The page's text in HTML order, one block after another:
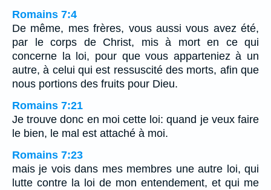
Romains 7:4
De même, mes frères, vous aussi vous avez été,
par le corps de Christ, mis à mort en ce qui
concerne la loi, pour que vous apparteniez à un
autre, à celui qui est ressuscité des morts, afin que
nous portions des fruits pour Dieu.
Romains 7:21
Je trouve donc en moi cette loi: quand je veux faire
le bien, le mal est attaché à moi.
Romains 7:23
mais je vois dans mes membres une autre loi, qui
lutte contre la loi de mon entendement, et qui me